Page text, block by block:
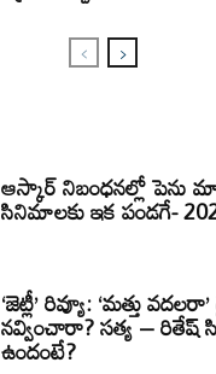
ఆస్కార్ నిబంధనల్లో పెను
సినిమాలకు ఇక పండగే-
‘జెట్లీ’ రివ్యూ: ‘మత్తు
నవ్వించారా? సత్య –
ఉందంటే?